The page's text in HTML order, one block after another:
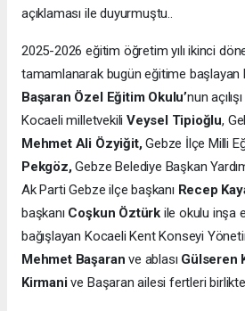
açıklaması ile duyurmuştu..
2025-2026 eğitim öğretim yılı ikinci
tamamlanarak bugün eğitime başlayan
Başaran Özel Eğitim Okulu’nun
Kocaeli milletvekili Veysel Tipioğlu,
Mehmet Ali Özyiğit,Gebze İlçe Milli
Pekgöz,Gebze Belediye Başkan
Ak Parti Gebze ilçe başkanı Recep
başkanı Coşkun Öztürkile okulu inşa
bağışlayan Kocaeli Kent Konseyi
Mehmet Başaran ve ablası Gülseren
Kirmanive Başaran ailesi fertleri